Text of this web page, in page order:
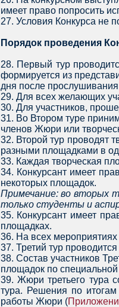
имеет право попросить
27. Условия Конкурса не
Порядок проведения
28. Первый тур
формируется из
дня после
29. Для всех желающих
30. Для участников,
31. Во Втором туре
членов Жюри или
32. Второй тур проводят
разными площадками в
33. Каждая творческая
34. Конкурсант имеет
некоторых площадок.
Примечание: во вторых
только студенты и
35. Конкурсант имеет
площадках.
36. На всех мероприятиях
37. Третий тур
38. Состав участников
площадок по
39. Жюри третьего тура
тура. Решения по
работы Жюри (